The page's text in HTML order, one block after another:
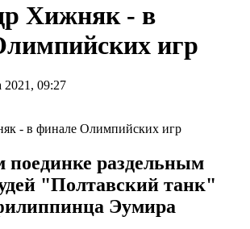
Хижняк - в
игр
2021, 09:27
поединке раздельным
"Полтавский танк"
Эумира